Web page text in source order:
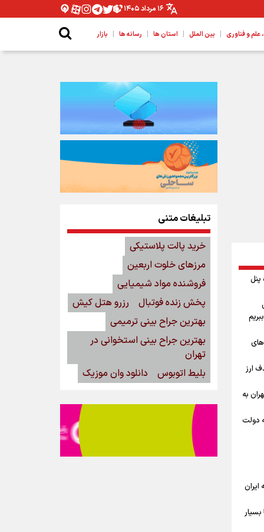
۱۶ مرداد ۱۴۰۵
و فناوری | بین الملل | استان ها | رسانه ها | بازار
پنل
ارز
به
دولت
ایران
تبلیغات متنی
خرید پالت پلاستیکی
مرزهای خلوت اربعین
فروشنده مواد شیمیایی
پخش زنده فوتبال
رزرو هتل کیش
بهترین جراح بینی ترمیمی
بهترین جراح بینی استخوانی در
تهران
بلیط اتوبوس
دانلود وان موزیک